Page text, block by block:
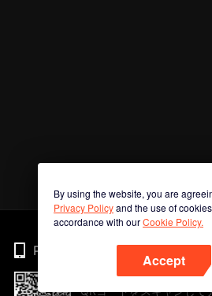
By using the website, you are
Privacy Policyand the use of
accordance with ourCookie Policy.
Accept
Phone
QRコードをスキャンして